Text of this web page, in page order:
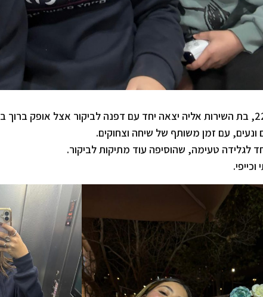
עם זמן משותף של שיחה וצחוקים.
לגלידה טעימה, שהוסיפה עוד מתיקות לביקור.
וכייפי.